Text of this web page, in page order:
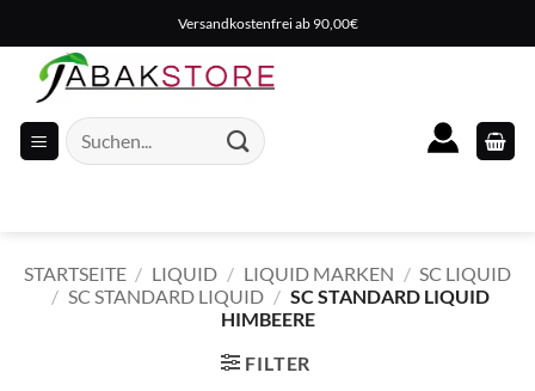
Inhalt
springen
Versandkostenfrei ab 90,00€
Suche
nach:
STARTSEITE / LIQUID / LIQUID MARKEN / SC LIQUID
/ SC STANDARD LIQUID / SC STANDARD LIQUID
HIMBEERE
FILTER